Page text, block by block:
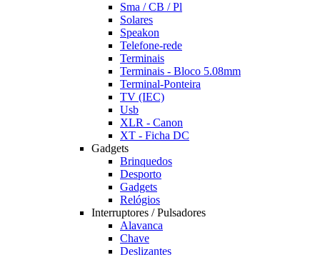
Sma / CB / Pl
Solares
Speakon
Telefone-rede
Terminais
Terminais - Bloco 5.08mm
Terminal-Ponteira
TV (IEC)
Usb
XLR - Canon
XT - Ficha DC
Gadgets
Brinquedos
Desporto
Gadgets
Relógios
Interruptores / Pulsadores
Alavanca
Chave
Deslizantes